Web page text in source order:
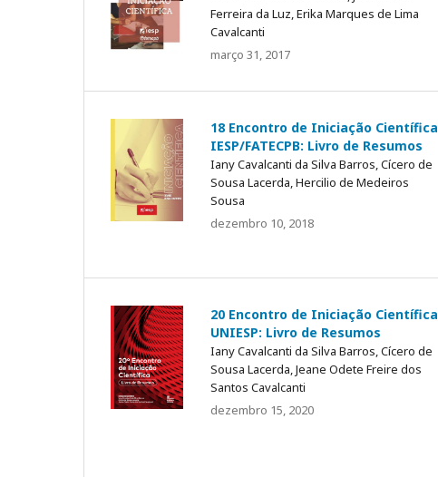
Ferreira da Luz, Erika Marques de Lima
Cavalcanti
março 31, 2017
18 Encontro de Iniciação Científica
IESP/FATECPB: Livro de Resumos
Iany Cavalcanti da Silva Barros, Cícero de
Sousa Lacerda, Hercilio de Medeiros
Sousa
dezembro 10, 2018
20 Encontro de Iniciação Científica
UNIESP: Livro de Resumos
Iany Cavalcanti da Silva Barros, Cícero de
Sousa Lacerda, Jeane Odete Freire dos
Santos Cavalcanti
dezembro 15, 2020